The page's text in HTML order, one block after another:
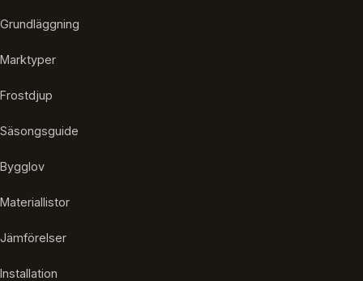
Grundläggning
Marktyper
Frostdjup
Säsongsguide
Bygglov
Materiallistor
Jämförelser
Installation